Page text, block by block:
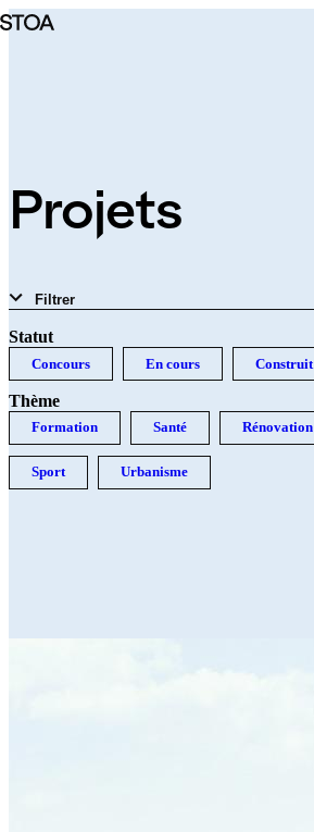
Aller
Projets
Filtrer
Statut
Concours En cours Construit
Thème
Formation Santé Rénovation
Sport Urbanisme